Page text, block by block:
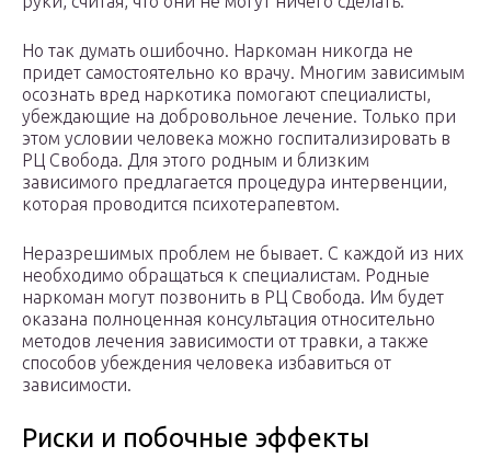
Но так думать ошибочно. Наркоман никогда не
придет самостоятельно ко врачу. Многим зависимым
осознать вред наркотика помогают специалисты,
убеждающие на добровольное лечение. Только при
этом условии человека можно госпитализировать в
РЦ Свобода. Для этого родным и близким
зависимого предлагается процедура интервенции,
которая проводится психотерапевтом.
Неразрешимых проблем не бывает. С каждой из них
необходимо обращаться к специалистам. Родные
наркоман могут позвонить в РЦ Свобода. Им будет
оказана полноценная консультация относительно
методов лечения зависимости от травки, а также
способов убеждения человека избавиться от
зависимости.
Риски и побочные эффекты